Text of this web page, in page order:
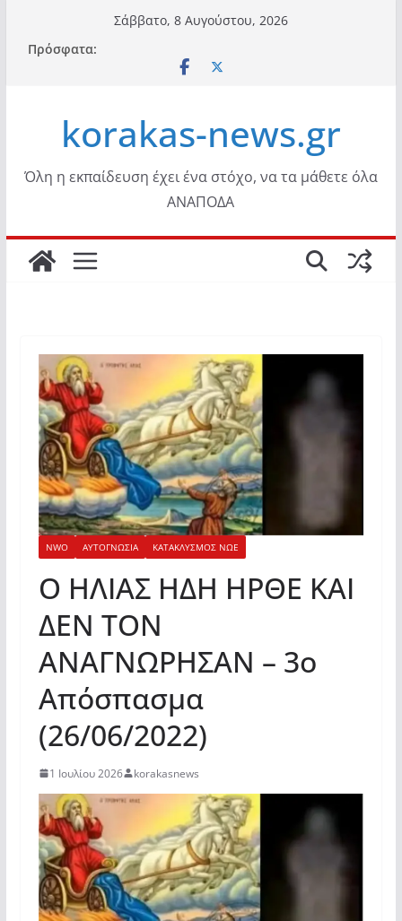
περιεχόμενο
Σάββατο, 8 Αυγούστου, 2026
Πρόσφατα:
korakas-news.gr
Όλη η εκπαίδευση έχει ένα στόχο, να τα μάθετε όλα
ΑΝΑΠΟΔΑ
NWO ΑΥΤΟΓΝΩΣΙΑ ΚΑΤΑΚΛΥΣΜΟΣ ΝΩΕ
Ο ΗΛΙΑΣ ΗΔΗ ΗΡΘΕ ΚΑΙ
ΔΕΝ ΤΟΝ
ΑΝΑΓΝΩΡΗΣΑΝ – 3ο
Απόσπασμα
(26/06/2022)
1 Ιουλίου 2026 korakasnews